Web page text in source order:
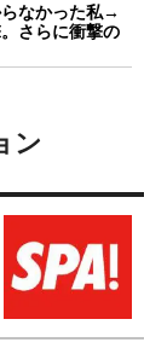
なかった私→
さらに衝撃の
ン